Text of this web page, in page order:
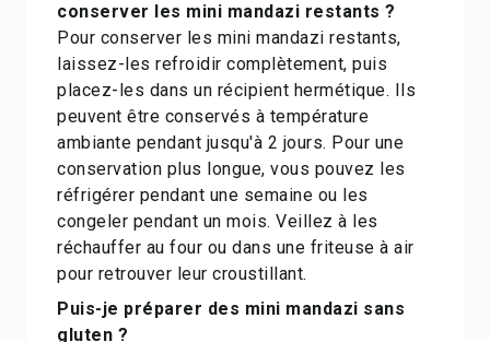
conserver les mini mandazi restants ?
Pour conserver les mini mandazi restants,
laissez-les refroidir complètement, puis
placez-les dans un récipient hermétique. Ils
peuvent être conservés à température
ambiante pendant jusqu'à 2 jours. Pour une
conservation plus longue, vous pouvez les
réfrigérer pendant une semaine ou les
congeler pendant un mois. Veillez à les
réchauffer au four ou dans une friteuse à air
pour retrouver leur croustillant.
Puis-je préparer des mini mandazi sans
gluten ?